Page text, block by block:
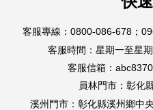
客服專線：0800-086-678
客服時間：星期一至星
客服信箱：
員林門市：彰化
溪州門市：彰化縣溪州鄉中